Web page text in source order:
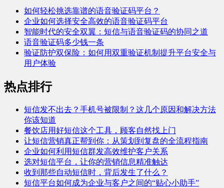
如何轻松挑选靠谱的语音验证码平台？
企业如何选择安全高效的语音验证码平台
智能时代的安全双翼：短信与语音验证码的协同之道
语音验证码多少钱一条
验证防护双保险：如何用双重验证机制提升平台安全与
用户体验
热点排行
短信发不出去？手机号被限制？这几个原因和解决方法
你该知道
餐饮店用好短信这个工具，顾客自然找上门
让短信营销真正帮到你：从策划到复盘的全流程指南
企业如何利用短信群发高效维护客户关系
选对短信平台，让你的营销信息精准触达
收到那些自动短信时，背后发生了什么？
短信平台如何成为企业与客户之间的“贴心小助手”